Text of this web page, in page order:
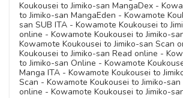
Koukousei to Jimiko-san MangaDex -
to Jimiko-san MangaEden - Kowamote
san SUB ITA - Kowamote Koukousei to
online - Kowamote Koukousei to Jimiko-
Kowamote Koukousei to Jimiko-san Scan
Koukousei to Jimiko-san Read online -
to Jimiko-san Online - Kowamote
Manga ITA - Kowamote Koukousei to
Scan - Kowamote Koukousei to Jimiko-san
online - Kowamote Koukousei to Jimiko-